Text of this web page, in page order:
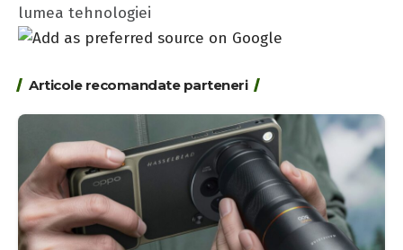
lumea tehnologiei
Articole recomandate parteneri